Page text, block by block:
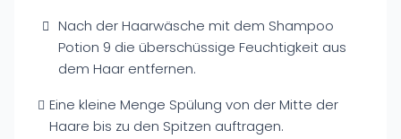
Nach der Haarwäsche mit dem Shampoo
Potion 9 die überschüssige Feuchtigkeit aus
dem Haar entfernen.
Eine kleine Menge Spülung von der Mitte der
Haare bis zu den Spitzen auftragen.